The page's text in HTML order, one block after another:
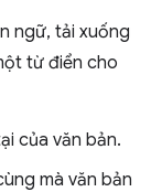
ngữ, tải xuống
từ điển cho
của văn bản.
mà văn bản